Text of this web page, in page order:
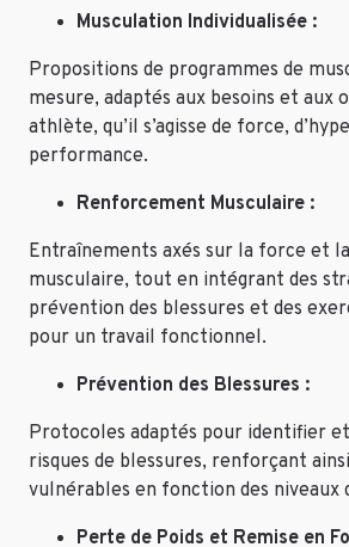
Musculation Individualisée :
Propositions de programmes de
mesure, adaptés aux besoins et aux
athlète, qu’il s’agisse de force,
performance.
Renforcement Musculaire :
Entraînements axés sur la force et
musculaire, tout en intégrant des
prévention des blessures et des
pour un travail fonctionnel.
Prévention des Blessures :
Protocoles adaptés pour identifier
risques de blessures, renforçant
vulnérables en fonction des niveaux
Perte de Poids et Remise en